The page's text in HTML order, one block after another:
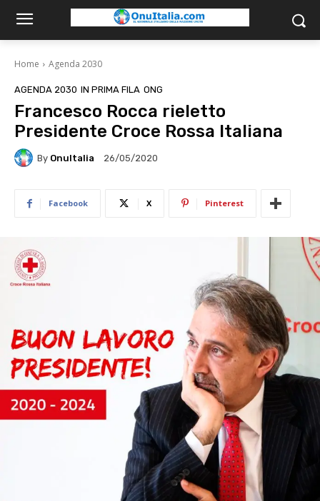
Home Agenda 2030
AGENDA 2030 IN PRIMA FILA ONG
Francesco Rocca rieletto
Presidente Croce Rossa Italiana
By OnuItalia 26/05/2020
Facebook X Pinterest